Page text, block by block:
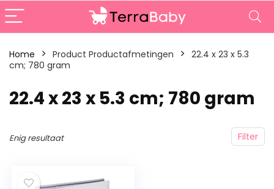
Home Product Productafmetingen
‎22.4 x 23 x 5.3
cm; 780 gram
‎22.4 x 23 x 5.3 cm; 780 gram
Filter
Enig resultaat